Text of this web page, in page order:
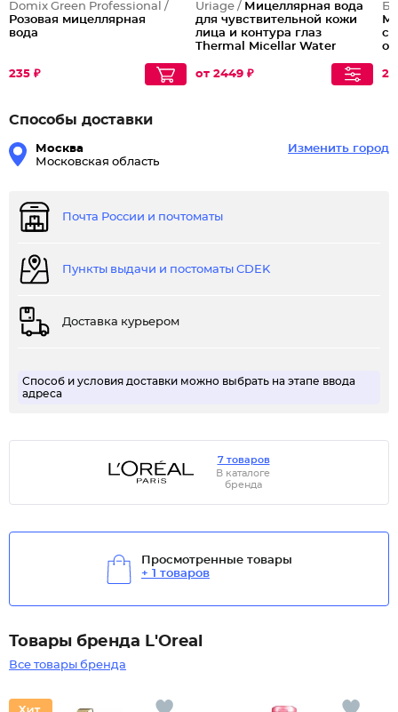
Domix Green Professional /
Розовая мицеллярная
вода
235 ₽
Uriage / Мицеллярная вода
для чувствительной кожи
лица и контура глаз
Thermal Micellar Water
от 2449 ₽
Способы доставки
Москва
Московская область
Изменить город
Почта России и почтоматы
Пункты выдачи и постоматы CDEK
Доставка курьером
Способ и условия доставки можно выбрать на этапе ввода
адреса
7 товаров
В каталоге
бренда
Просмотренные товары
+ 1 товаров
Товары бренда L'Oreal
Все товары бренда